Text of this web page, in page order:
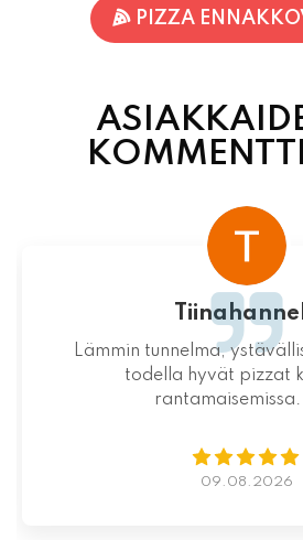
Terhi
Varmuudella Pohjois-
Itsessään paikka ei
mitenkään